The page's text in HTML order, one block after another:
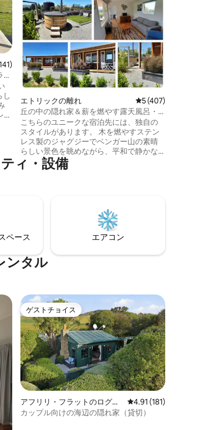
141件、5つ星中4.99つ星の平均評価
し
エトリックの離れ レビュー407件、5
5 (407)
丘の中の隠れ家＆薪を燃やす露天風呂・
ジャグジー
こちらのユニークな宿泊先には、独自の
スタイルがあります。 木を燃やすステン
レス製のジャグジーでベンガー山の素晴
らしい景色を眺めながら、平和で静かな
ひとときをお楽しみください。 お風呂は
新鮮な水で満たされ、リクエストに応じ
ラーズフラットタバーンではお食事がで
きます。ピンダーズポンドは地元の遊泳
ンドバイクレンタルでは、電動自転車を
レンタルできます。
ィ・設備
ペ⁠ー⁠ス エアコン
ンタル
ゲストチョイス
ゲストチョイス
アフリリ・フラットのログハ
ウス
レビュー181件、5つ
4.91 (181)
カップル向けの海辺の隠れ家（貸切）